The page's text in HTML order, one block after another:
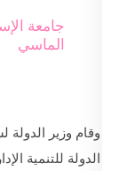
جامعة
الماسي
وقام وزير الدولة
الدولة للتنمية